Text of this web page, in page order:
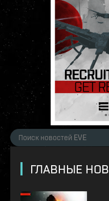
ГЛАВНЫЕ